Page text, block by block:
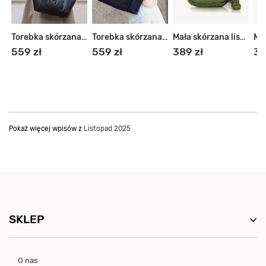
Torebka skórzana miejski shopper
559 zł
Torebka skórzana shopper
559 zł
Mała skórzana listonoszka damska
389 zł
Pokaż więcej wpisów z Listopad 2025
SKLEP
O nas